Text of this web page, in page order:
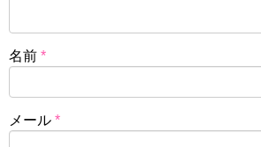
名前 *
メール *